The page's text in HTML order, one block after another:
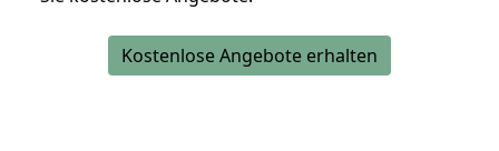
Kostenlose Angebote erhalten